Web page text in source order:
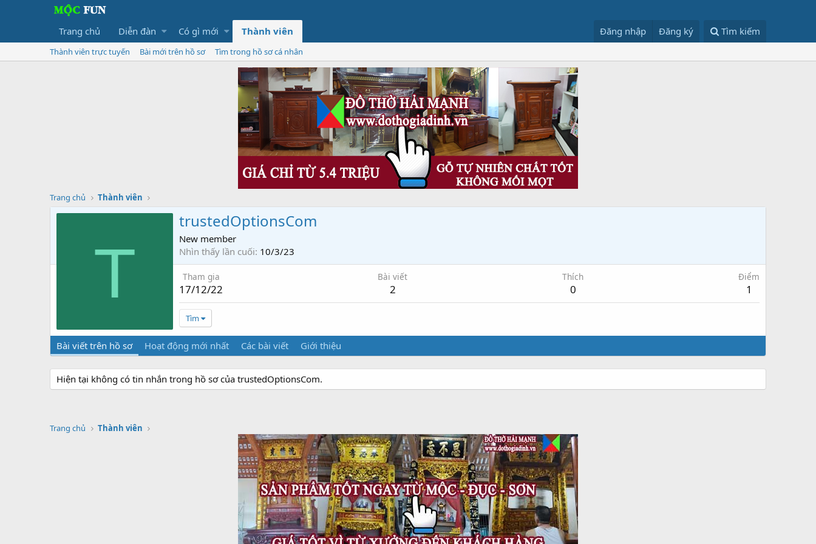
Trang chủ Diễn đàn Có gì mới Thành viên Đăng nhập Đăng ký Tìm kiếm
Thành viên trực tuyến Bài mới trên hồ sơ Tìm trong hồ sơ cá nhân
Trang chủ Thành viên
T
trustedOptionsCom
New member
Nhìn thấy lần cuối 10/3/23
Tham gia
17/12/22
Bài viết
2
Thích
0
Điểm
1
Tìm
Bài viết trên hồ sơ Hoạt động mới nhất Các bài viết Giới thiệu
Hiện tại không có tin nhắn trong hồ sơ của trustedOptionsCom.
Trang chủ Thành viên